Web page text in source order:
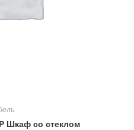
Шкаф со стеклом